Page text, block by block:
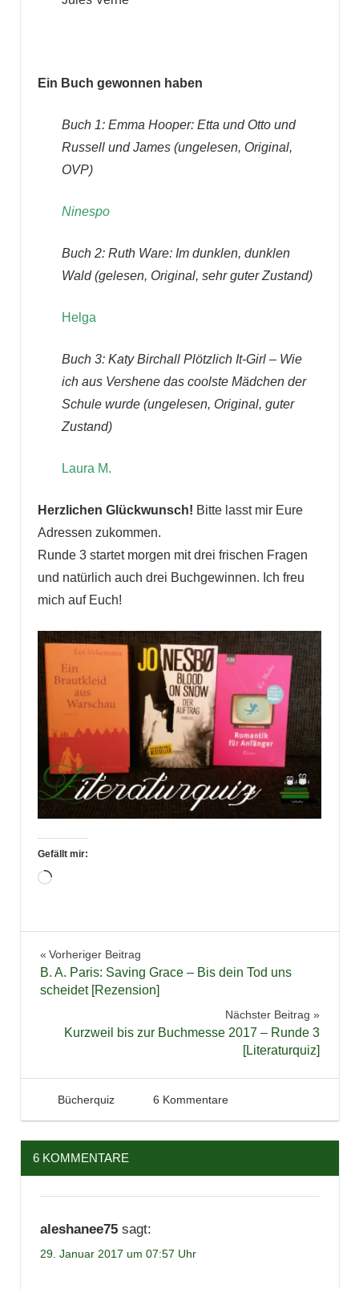
Ein Buch gewonnen haben
Buch 1: Emma Hooper: Etta und Otto und
Russell und James (ungelesen, Original,
OVP)
Ninespo
Buch 2: Ruth Ware: Im dunklen, dunklen
Wald (gelesen, Original, sehr guter Zustand)
Helga
Buch 3: Katy Birchall Plötzlich It-Girl – Wie
ich aus Vershene das coolste Mädchen der
Schule wurde (ungelesen, Original, guter
Zustand)
Laura M.
Herzlichen Glückwunsch! Bitte lasst mir Eure
Adressen zukommen.
Runde 3 startet morgen mit drei frischen Fragen
und natürlich auch drei Buchgewinnen. Ich freu
mich auf Euch!
Gefällt mir:
Wird
Beitragsnavigation
Vorheriger Beitrag
B. A. Paris: Saving Grace – Bis dein Tod uns
scheidet [Rezension]
Nächster Beitrag
Kurzweil bis zur Buchmesse 2017 – Runde 3
[Literaturquiz]
29. Januar 2017
Tintenhain
Bücherquiz 6 Kommentare
6 KOMMENTARE
aleshanee75 sagt:
29. Januar 2017 um 07:57 Uhr